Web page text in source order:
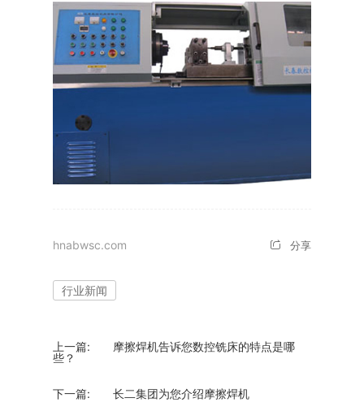
hnabwsc.com 分享
行业新闻
上一篇:
摩擦焊机告诉您数控铣床的特点是哪
些？
下一篇: 长二集团为您介绍摩擦焊机